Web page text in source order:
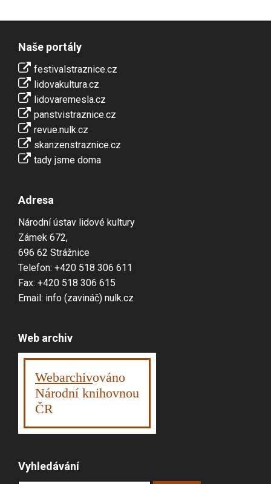
Naše portály
festivalstraznice.cz
lidovakultura.cz
lidovaremesla.cz
panstvistraznice.cz
revue.nulk.cz
skanzenstraznice.cz
tady jsme doma
Adresa
Národní ústav lidové kultury
Zámek 672,
696 62 Strážnice
Telefon: +420 518 306 611
Fax: +420 518 306 615
Email: info (zavináč) nulk.cz
Web archiv
Webarchivováno
Národní knihovnou
ČR
Vyhledávání